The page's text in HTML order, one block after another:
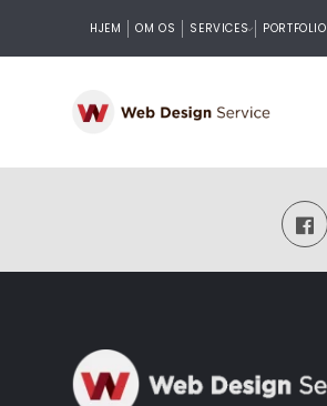
HJEM OM OS SERVICES PORTFOLIO